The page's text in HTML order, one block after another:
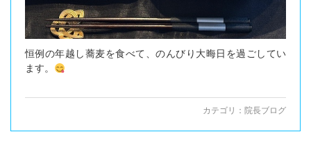
恒例の年越し蕎麦を食べて、のんびり大晦日を過ごしてい
ます。
カテゴリ： 院長ブログ